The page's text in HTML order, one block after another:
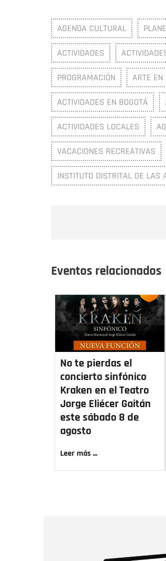
AGENDA CULTURAL
ACTIVIDADES
PROGRAMACIÓN ARTE EN
ACTIVIDADES EN BOGOTÁ
ACTIVIDADES LOCALES
VACACIONES RECREATIVAS
INSTITUTO DISTRITAL DE LAS
Eventos relacionados
No te pierdas el
concierto sinfónico
Kraken en el Teatro
Jorge Eliécer Gaitán
este sábado 8 de
agosto
Leer más ...